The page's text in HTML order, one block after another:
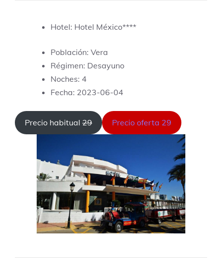
Hotel: Hotel México****
Población: Vera
Régimen: Desayuno
Noches: 4
Fecha: 2023-06-04
Precio habitual 29 Precio oferta 29